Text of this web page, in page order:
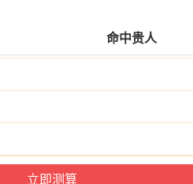
命中贵人